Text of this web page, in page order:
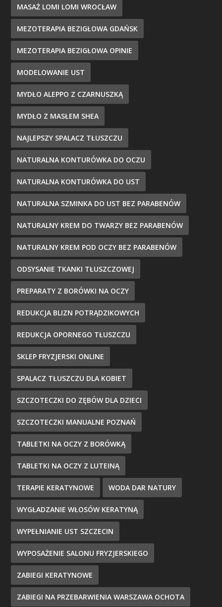
MASAŻ LOMI LOMI WROCŁAW
MEZOTERAPIA BEZIGŁOWA GDAŃSK
MEZOTERAPIA BEZIGŁOWA OPINIE
MODELOWANIE UST
MYDŁO ALEPPO Z CZARNUSZKĄ
MYDŁO Z MASŁEM SHEA
NAJLEPSZY SPALACZ TŁUSZCZU
NATURALNA KONTURÓWKA DO OCZU
NATURALNA KONTURÓWKA DO UST
NATURALNA SZMINKA DO UST BEZ PARABENÓW
NATURALNY KREM DO TWARZY BEZ PARABENÓW
NATURALNY KREM POD OCZY BEZ PARABENÓW
ODSYSANIE TKANKI TŁUSZCZOWEJ
PREPARATY Z BORÓWKI NA OCZY
REDUKCJA BLIZN POTRĄDZIKOWYCH
REDUKCJA OPORNEGO TŁUSZCZU
SKLEP FRYZJERSKI ONLINE
SPALACZ TŁUSZCZU DLA KOBIET
SZCZOTECZKI DO ZĘBÓW DLA DZIECI
SZCZOTECZKI MANUALNE POZNAŃ
TABLETKI NA OCZY Z BORÓWKĄ
TABLETKI NA OCZY Z LUTEINĄ
TERAPIE KERATYNOWE WODA DAR NATURY
WYGŁADZANIE WŁOSÓW KERATYNĄ
WYPEŁNIANIE UST SZCZECIN
WYPOSAŻENIE SALONU FRYZJERSKIEGO
ZABIEGI KERATYNOWE
ZABIEGI NA PRZEBARWIENIA WARSZAWA OCHOTA